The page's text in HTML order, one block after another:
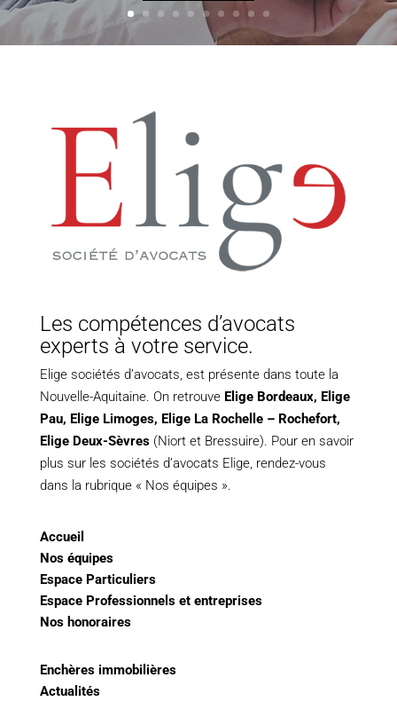
Les compétences d’avocats
experts à votre service.
Elige sociétés d’avocats, est présente dans toute la
Nouvelle-Aquitaine. On retrouve Elige Bordeaux, Elige
Pau, Elige Limoges, Elige La Rochelle – Rochefort,
Elige Deux-Sèvres(Niort et Bressuire). Pour en savoir
plus sur les sociétés d’avocats Elige, rendez-vous
dans la rubrique « Nos équipes ».
Accueil
Nos équipes
Espace Particuliers
Espace Professionnels et entreprises
Nos honoraires
Enchères immobilières
Actualités